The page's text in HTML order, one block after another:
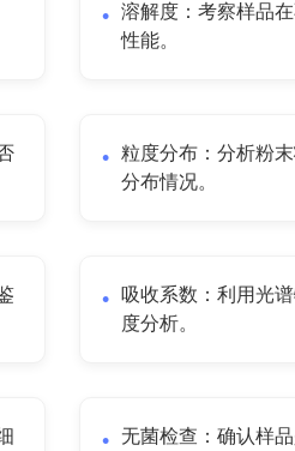
溶解度：考察样品
性能。
粒度分布：分析粉
分布情况。
吸收系数：利用光
度分析。
无菌检查：确认样